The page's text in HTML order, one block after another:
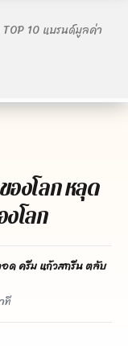
10 แบรนด์มูลค่า
องโลก หลุด
โลก
อด ครีม แก้วสกรีน ตลับ
ที